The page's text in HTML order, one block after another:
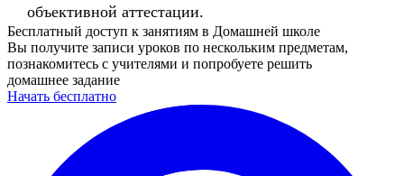
объективной аттестации.
Бесплатный доступ к занятиям в Домашней школе
Вы получите записи уроков по нескольким предметам,
познакомитесь с учителями и попробуете решить
домашнее задание
Начать бесплатно